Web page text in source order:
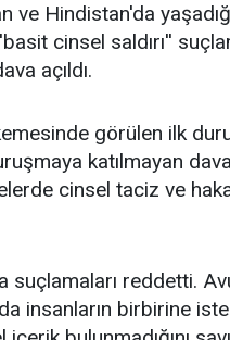
ve Hindistan'da
cinsel saldırı''
açıldı.
görülen ilk
katılmayan
cinsel taciz ve
suçlamaları reddetti.
insanların birbirine